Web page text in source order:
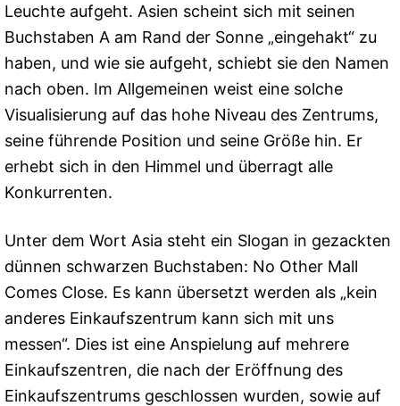
Leuchte aufgeht. Asien scheint sich mit seinen
Buchstaben A am Rand der Sonne „eingehakt“ zu
haben, und wie sie aufgeht, schiebt sie den Namen
nach oben. Im Allgemeinen weist eine solche
Visualisierung auf das hohe Niveau des Zentrums,
seine führende Position und seine Größe hin. Er
erhebt sich in den Himmel und überragt alle
Konkurrenten.
Unter dem Wort Asia steht ein Slogan in gezackten
dünnen schwarzen Buchstaben: No Other Mall
Comes Close. Es kann übersetzt werden als „kein
anderes Einkaufszentrum kann sich mit uns
messen“. Dies ist eine Anspielung auf mehrere
Einkaufszentren, die nach der Eröffnung des
Einkaufszentrums geschlossen wurden, sowie auf